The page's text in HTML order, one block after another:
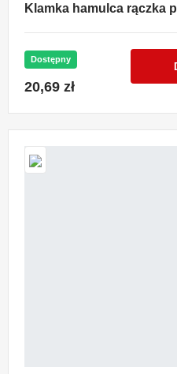
Klamka hamulca rączka
Dostępny
20,69 zł